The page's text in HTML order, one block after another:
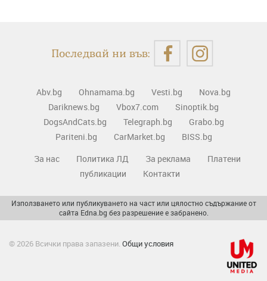
Последвай ни във:
Abv.bg Ohnamama.bg Vesti.bg
Nova.bg
Dariknews.bg
Vbox7.com
Sinoptik.bg
DogsAndCats.bg
Telegraph.bg
Grabo.bg
Pariteni.bg
CarMarket.bg
BISS.bg
За нас
Политика ЛД За реклама
Платени
публикации
Контакти
Използването или публикуването на част или цялостно съдържание от
сайта Edna.bg без разрешение е забранено.
© 2026 Всички права запазени. Общи условия